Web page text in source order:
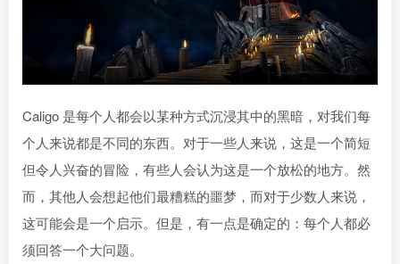
Caligo 是每个人都会以某种方式沉浸其中的黑暗，对我们每
个人来说都是不同的东西。对于一些人来说，这是一个简短
但令人兴奋的冒险，有些人会认为这是一个放松的地方。然
而，其他人会想起他们最糟糕的噩梦，而对于少数人来说，
这可能会是一个启示。但是，有一点是确定的：每个人都必
须回答一个大问题。